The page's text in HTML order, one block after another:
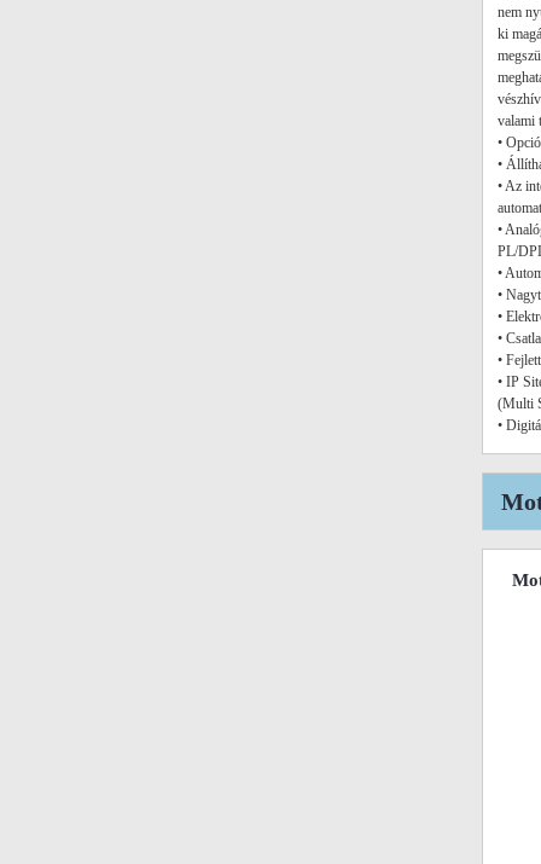
nem
ki
valami
•
•
• Az
•
PL/
•
•
•
•
•
• IP
(Multi
•